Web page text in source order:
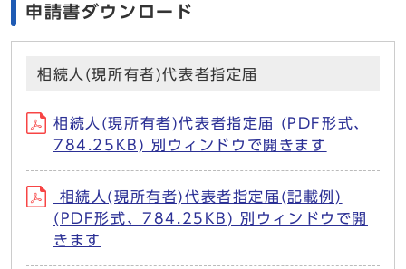
申請書ダウンロード
相続人(現所有者)代表者指定届
相続人(現所有者)代表者指定届 (PDF形式、
784.25KB) 別ウィンドウで開きます
相続人(現所有者)代表者指定届(記載例)
(PDF形式、784.25KB) 別ウィンドウで開
きます